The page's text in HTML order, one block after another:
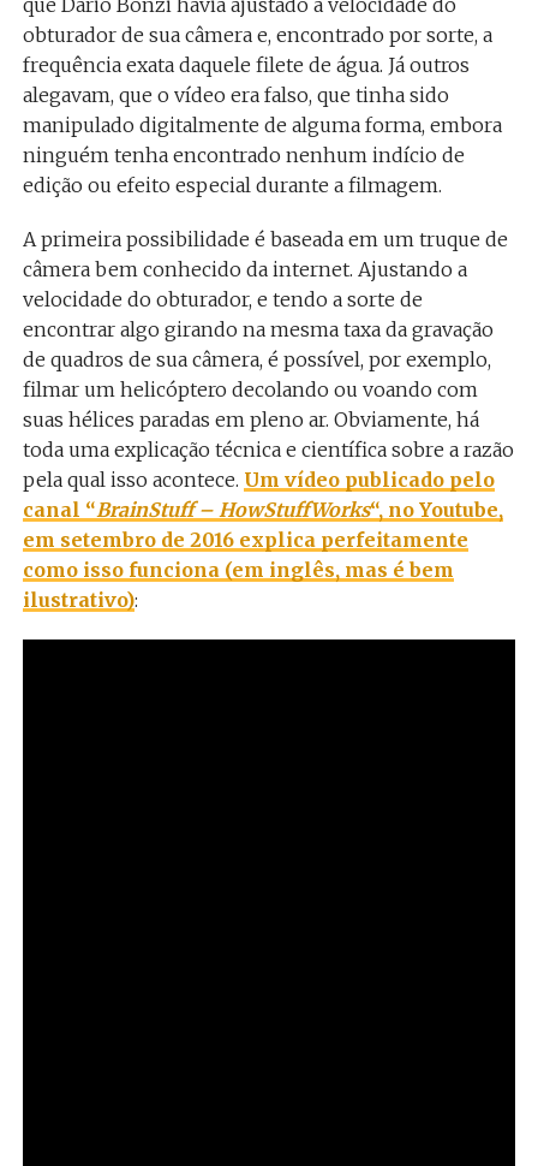
que Dario Bonzi havia ajustado a velocidade do
obturador de sua câmera e, encontrado por sorte, a
frequência exata daquele filete de água. Já outros
alegavam, que o vídeo era falso, que tinha sido
manipulado digitalmente de alguma forma, embora
ninguém tenha encontrado nenhum indício de
edição ou efeito especial durante a filmagem.
A primeira possibilidade é baseada em um truque de
câmera bem conhecido da internet. Ajustando a
velocidade do obturador, e tendo a sorte de
encontrar algo girando na mesma taxa da gravação
de quadros de sua câmera, é possível, por exemplo,
filmar um helicóptero decolando ou voando com
suas hélices paradas em pleno ar. Obviamente, há
toda uma explicação técnica e científica sobre a razão
pela qual isso acontece. Um vídeo publicado pelo
canal “BrainStuff – HowStuffWorks“, no Youtube,
em setembro de 2016 explica perfeitamente
como isso funciona (em inglês, mas é bem
ilustrativo):